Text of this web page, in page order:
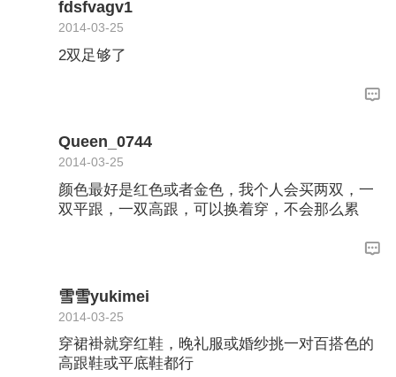
fdsfvagv1
2014-03-25
2双足够了
Queen_0744
2014-03-25
颜色最好是红色或者金色，我个人会买两双，一
双平跟，一双高跟，可以换着穿，不会那么累
雪雪yukimei
2014-03-25
穿裙褂就穿红鞋，晚礼服或婚纱挑一对百搭色的
高跟鞋或平底鞋都行